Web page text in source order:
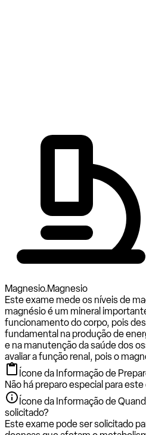
Magnesio.Magnesio
Este exame mede os níveis de
magnésio é um mineral
funcionamento do corpo, pois
fundamental na produção de
e na manutenção da saúde dos
avaliar a função renal, pois o
Ícone da Informação de
Não há preparo especial para este
Ícone da Informação de
solicitado?
Este exame pode ser solicitado